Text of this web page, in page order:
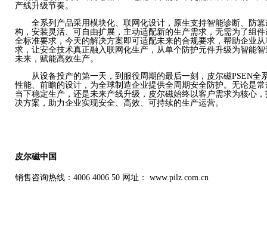
产线升级节奏。
全系列产品采用模块化、联网化设计，原生支持智能诊断、防
构，安装灵活、可自由扩展，主动适配新的生产需求，无需为了组
全标准要求，今天的解决方案即可适配未来的合规要求，帮助企业
求，让安全技术真正融入联网化生产，从单个防护元件升级为智能
未来，赋能高效生产。
从设备投产的第一天，到服役周期的最后一刻，皮尔磁PSEN全
性能、前瞻的设计，为全球制造企业提供全周期安全防护。无论是
当下稳定生产，还是未来产线升级，皮尔磁始终以客户需求为核心
决方案，助力企业实现安全、高效、可持续的生产运营。
皮尔磁中国
销售咨询热线： 4006 4006 50 网址： www.pilz.com.cn